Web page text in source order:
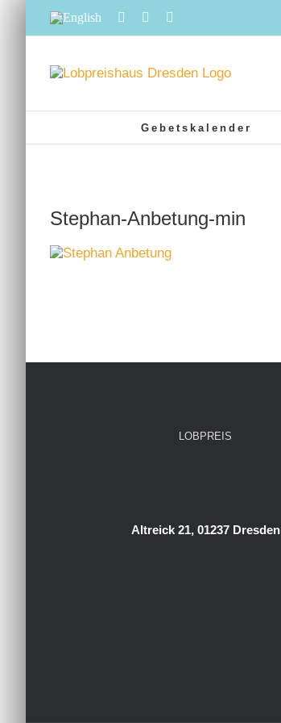
springen
English FacebookInstagram
Gebetskalender
Stephan-Anbetung-min
LOBPREIS
Altreick 21, 01237 Dresden